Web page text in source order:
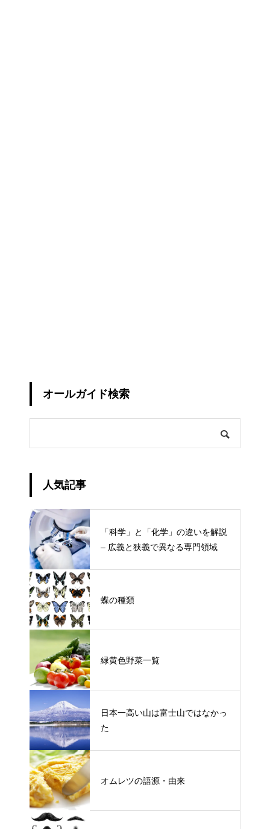
オールガイド検索
人気記事
「科学」と「化学」の違いを解説
– 広義と狭義で異なる専門領域
蝶の種類
緑黄色野菜一覧
日本一高い山は富士山ではなかっ
た
オムレツの語源・由来